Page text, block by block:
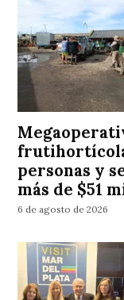
personas y
más de $51
6 de agosto de 2026